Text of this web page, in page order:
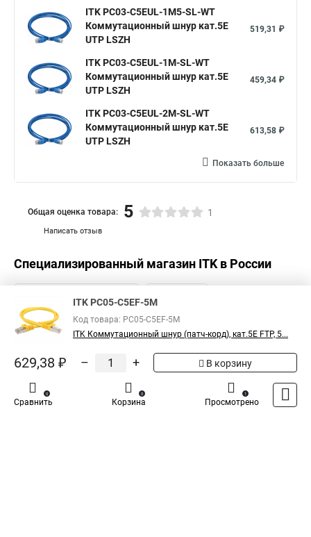
ITK PC03-C5EUL-1M5-SL-WT
Коммутационный шнур кат.5E
UTP LSZH
519,31 ₽
ITK PC03-C5EUL-1M-SL-WT
Коммутационный шнур кат.5E
UTP LSZH
459,34 ₽
ITK PC03-C5EUL-2M-SL-WT
Коммутационный шнур кат.5E
UTP LSZH
613,58 ₽
Показать больше
Написать отзыв
Общая оценка товара: 5 1
Специализированный магазин ITKв России
ITK PC05-C5EF-5M
Код товара: PC05-C5EF-5M
ITK Коммутационный шнур (патч-корд), кат.5Е FTP, 5...
629,38 ₽ – + В корзину
Сравнить
0
Корзина
0
Просмотрено
1